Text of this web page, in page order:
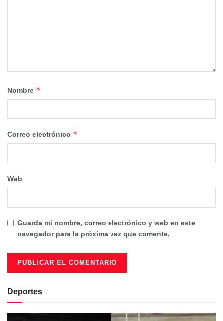
Nombre *
Correo electrónico *
Web
Guarda mi nombre, correo electrónico y web en este
navegador para la próxima vez que comente.
Deportes